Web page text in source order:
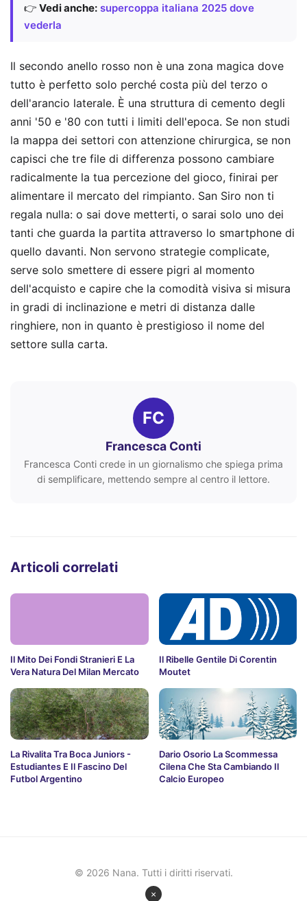
👉 Vedi anche: supercoppa italiana 2025 dove
vederla
Il secondo anello rosso non è una zona magica dove
tutto è perfetto solo perché costa più del terzo o
dell'arancio laterale. È una struttura di cemento degli
anni '50 e '80 con tutti i limiti dell'epoca. Se non studi
la mappa dei settori con attenzione chirurgica, se non
capisci che tre file di differenza possono cambiare
radicalmente la tua percezione del gioco, finirai per
alimentare il mercato del rimpianto. San Siro non ti
regala nulla: o sai dove metterti, o sarai solo uno dei
tanti che guarda la partita attraverso lo smartphone di
quello davanti. Non servono strategie complicate,
serve solo smettere di essere pigri al momento
dell'acquisto e capire che la comodità visiva si misura
in gradi di inclinazione e metri di distanza dalle
ringhiere, non in quanto è prestigioso il nome del
settore sulla carta.
FC
Francesca Conti
Francesca Conti crede in un giornalismo che spiega prima
di semplificare, mettendo sempre al centro il lettore.
Articoli correlati
Il Mito Dei Fondi Stranieri E La
Vera Natura Del Milan Mercato
Il Ribelle Gentile Di Corentin
Moutet
La Rivalita Tra Boca Juniors -
Estudiantes E Il Fascino Del
Futbol Argentino
Dario Osorio La Scommessa
Cilena Che Sta Cambiando Il
Calcio Europeo
×
© 2026 Nana. Tutti i diritti riservati.